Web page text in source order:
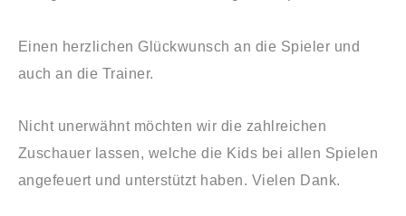
Einen herzlichen Glückwunsch an die Spieler und
auch an die Trainer.
Nicht unerwähnt möchten wir die zahlreichen
Zuschauer lassen, welche die Kids bei allen Spielen
angefeuert und unterstützt haben. Vielen Dank.